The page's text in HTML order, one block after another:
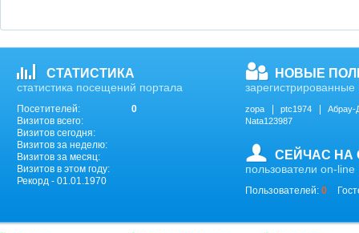
СТАТИСТИКА
статистика посещений портала
Посетителей:
0
Визитов всего:
Визитов сегодня:
Визитов за неделю:
Визитов за месяц:
Визитов в этом году:
Рекорд - 01.01.1970
НОВЫЕ
зарегистрированные
zopa ptc1974
Абрау-
Nata123987
СЕЙЧАС НА
пользователи on-line
Пользователей: 0